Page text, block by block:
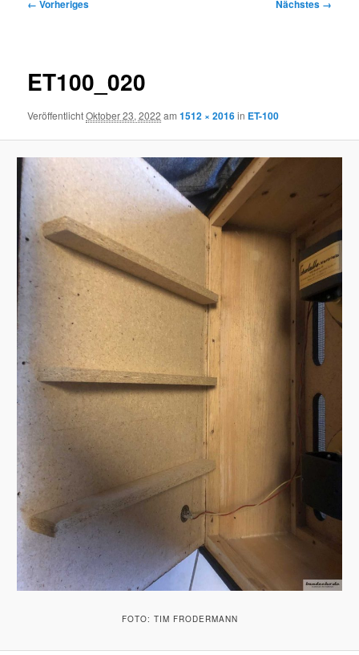
← Vorheriges Nächstes →
ET100_020
VeröffentlichtOktober 23, 2022 am1512 × 2016in ET-100
FOTO: TIM FRODERMANN